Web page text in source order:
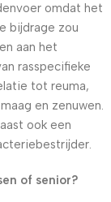
omdat het
bijdrage zou
aan het
rasspecifieke
tot reuma,
en zenuwen.
ook een
of senior?